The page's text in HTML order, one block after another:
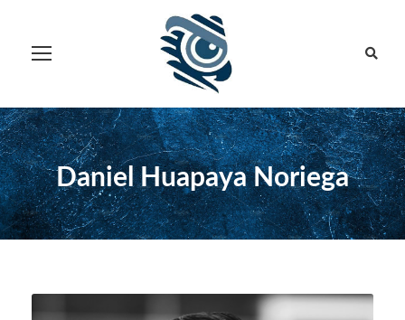
Daniel Huapaya Noriega